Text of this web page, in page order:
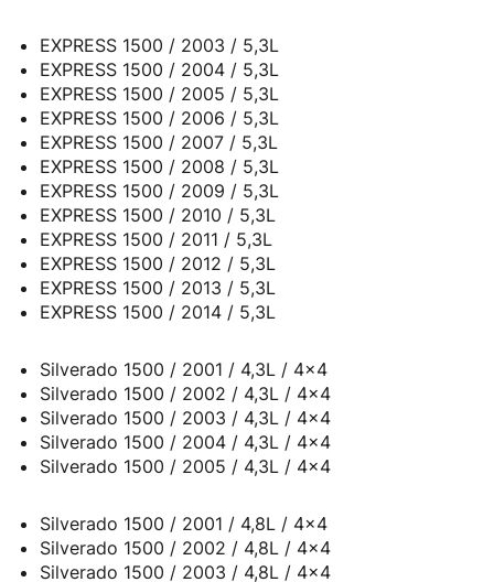
EXPRESS 1500 / 2003 / 5,3L
EXPRESS 1500 / 2004 / 5,3L
EXPRESS 1500 / 2005 / 5,3L
EXPRESS 1500 / 2006 / 5,3L
EXPRESS 1500 / 2007 / 5,3L
EXPRESS 1500 / 2008 / 5,3L
EXPRESS 1500 / 2009 / 5,3L
EXPRESS 1500 / 2010 / 5,3L
EXPRESS 1500 / 2011 / 5,3L
EXPRESS 1500 / 2012 / 5,3L
EXPRESS 1500 / 2013 / 5,3L
EXPRESS 1500 / 2014 / 5,3L
Silverado 1500 / 2001 / 4,3L / 4x4
Silverado 1500 / 2002 / 4,3L / 4x4
Silverado 1500 / 2003 / 4,3L / 4x4
Silverado 1500 / 2004 / 4,3L / 4x4
Silverado 1500 / 2005 / 4,3L / 4x4
Silverado 1500 / 2001 / 4,8L / 4x4
Silverado 1500 / 2002 / 4,8L / 4x4
Silverado 1500 / 2003 / 4,8L / 4x4